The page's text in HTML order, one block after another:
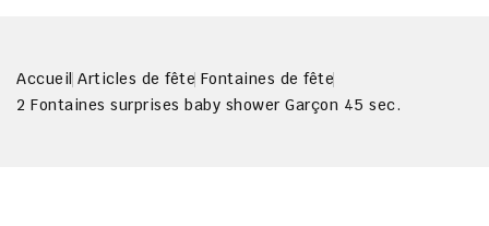
Accueil Articles de fête Fontaines de fête
2 Fontaines surprises baby shower Garçon 45 sec.